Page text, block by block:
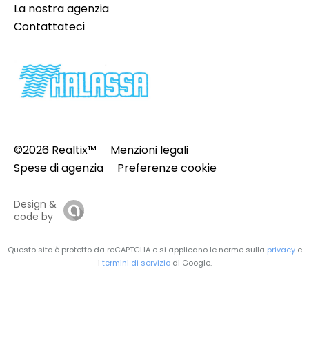
La nostra agenzia
Contattateci
©2026 Realtix™
Menzioni legali
Spese di agenzia
Preferenze cookie
Design &
code by
Questo sito è protetto da reCAPTCHA e si applicano le norme sulla privacye
i termini di serviziodi Google.